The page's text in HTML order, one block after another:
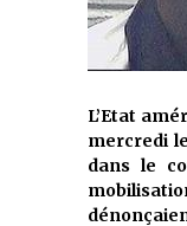
L’Etat
mercredi
dans le